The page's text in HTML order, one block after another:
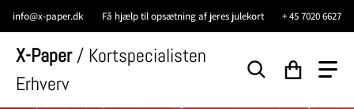
info@x-paper.dk Få hjælp til opsætning af jeres julekort + 45 7020 6627
Søg efter...
X-Paper/ Kortspecialisten
Erhverv